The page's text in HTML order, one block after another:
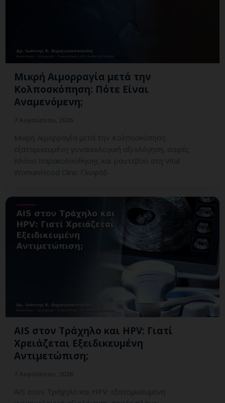
Μικρή Αιμορραγία μετά την
Κολποσκόπηση: Πότε Είναι
Αναμενόμενη;
Μικρή Αιμορραγία μετά την Κολποσκόπηση:
εξατομικευμένη γυναικολογική αξιολόγηση, σαφές
πλάνο παρακολούθησης και ραντεβού στη Vital
WomanHood Clinic Γλυφάδ
AIS στον Τράχηλο και HPV: Γιατί
Χρειάζεται Εξειδικευμένη
Αντιμετώπιση;
AIS στον Τράχηλο και HPV: εξατομικευμένη